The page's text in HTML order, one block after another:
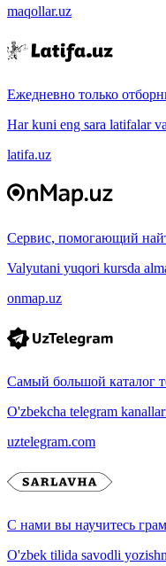
maqollar.uz
Ежедневно только
Har kuni eng sara latifalar
latifa.uz
Сервис, помогающий
Valyutani yuqori kursda
onmap.uz
Самый большой каталог
O'zbekcha telegram
uztelegram.com
С нами вы научитесь
O'zbek tilida savodli